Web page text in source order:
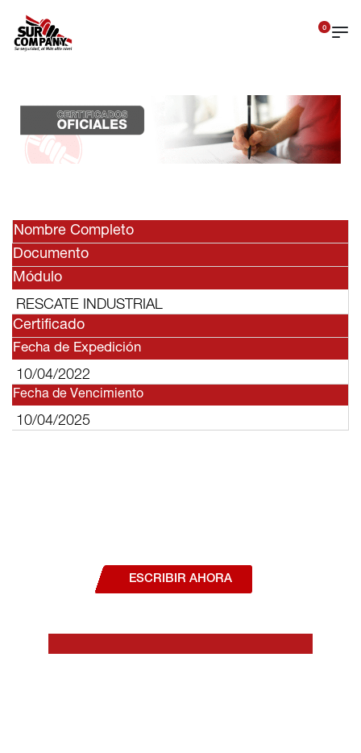
0
Nombre Completo
Documento
Módulo
RESCATE INDUSTRIAL
Certificado
Fecha de Expedición
10/04/2022
Fecha de Vencimiento
10/04/2025
ESCRIBIR AHORA